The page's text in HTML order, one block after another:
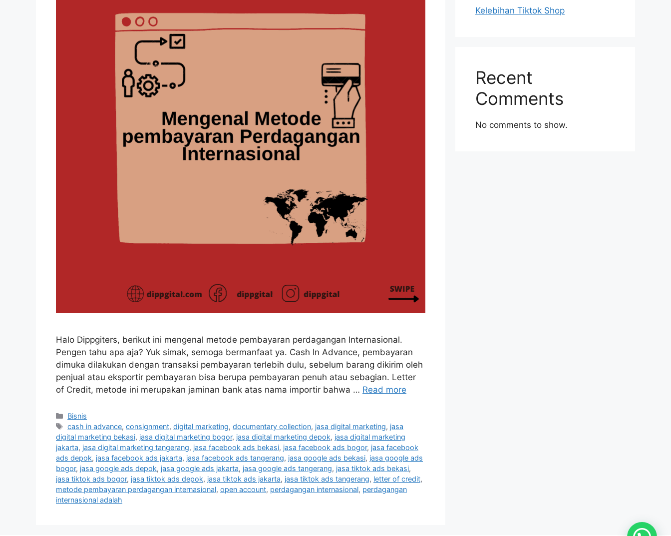
Halo Dippgiters, berikut ini mengenal metode pembayaran perdagangan Internasional.
Pengen tahu apa aja? Yuk simak, semoga bermanfaat ya. Cash In Advance, pembayaran
dimuka dilakukan dengan transaksi pembayaran terlebih dulu, sebelum barang dikirim oleh
penjual atau eksportir pembayaran bisa berupa pembayaran penuh atau sebagian. Letter
of Credit, metode ini merupakan jaminan bank atas nama importir bahwa … Read more
Bisnis
cash in advance,consignment,digital marketing,documentary collection, jasa digital marketing, jasa
digital marketing bekasi, jasa digital marketing bogor, jasa digital marketing depok, jasa digital marketing
jakarta, jasa digital marketing tangerang, jasa facebook ads bekasi, jasa facebook ads bogor, jasa facebook
ads depok, jasa facebook ads jakarta, jasa facebook ads tangerang, jasa google ads bekasi, jasa google ads
bogor, jasa google ads depok, jasa google ads jakarta, jasa google ads tangerang, jasa tiktok ads bekasi,
jasa tiktok ads bogor, jasa tiktok ads depok, jasa tiktok ads jakarta, jasa tiktok ads tangerang, letter of credit,
metode pembayaran perdagangan internasional, open account, perdagangan internasional, perdagangan
internasional adalah
Kelebihan Tiktok Shop
Recent
Comments
No comments to show.